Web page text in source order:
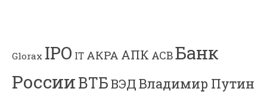
Glorax IPO IT АКРА АПК АСВБанк
РоссииВТБВЭДВладимир Путин